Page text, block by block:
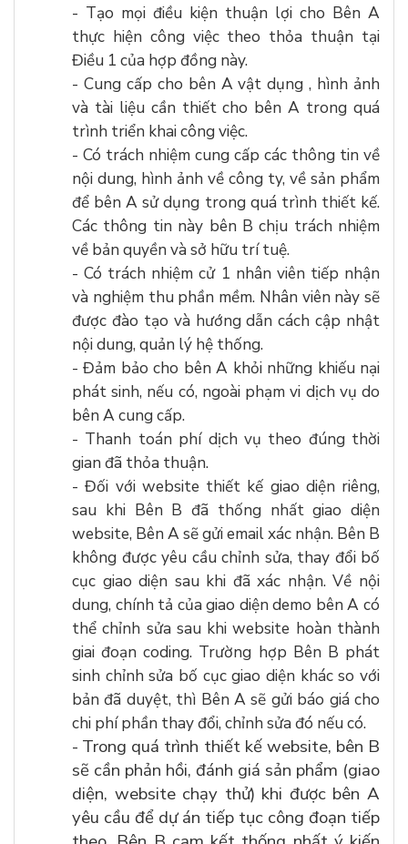
- Tạo mọi điều kiện thuận lợi cho Bên A
thực hiện công việc theo thỏa thuận tại
Điều 1 của hợp đồng này.
- Cung cấp cho bên A vật dụng , hình ảnh
và tài liệu cần thiết cho bên A trong quá
trình triển khai công việc.
- Có trách nhiệm cung cấp các thông tin về
nội dung, hình ảnh về công ty, về sản phẩm
để bên A sử dụng trong quá trình thiết kế.
Các thông tin này bên B chịu trách nhiệm
về bản quyền và sở hữu trí tuệ.
- Có trách nhiệm cử 1 nhân viên tiếp nhận
và nghiệm thu phần mềm. Nhân viên này sẽ
được đào tạo và hướng dẫn cách cập nhật
nội dung, quản lý hệ thống.
- Đảm bảo cho bên A khỏi những khiếu nại
phát sinh, nếu có, ngoài phạm vi dịch vụ do
bên A cung cấp.
- Thanh toán phí dịch vụ theo đúng thời
gian đã thỏa thuận.
- Đối với website thiết kế giao diện riêng,
sau khi Bên B đã thống nhất giao diện
website, Bên A sẽ gửi email xác nhận. Bên B
không được yêu cầu chỉnh sửa, thay đổi bố
cục giao diện sau khi đã xác nhận. Về nội
dung, chính tả của giao diện demo bên A có
thể chỉnh sửa sau khi website hoàn thành
giai đoạn coding. Trường hợp Bên B phát
sinh chỉnh sửa bố cục giao diện khác so với
bản đã duyệt, thì Bên A sẽ gửi báo giá cho
chi phí phần thay đổi, chỉnh sửa đó nếu có.
- Trong quá trình thiết kế website, bên B
sẽ cần phản hồi, đánh giá sản phẩm (giao
diện, website chạy thử) khi được bên A
yêu cầu để dự án tiếp tục công đoạn tiếp